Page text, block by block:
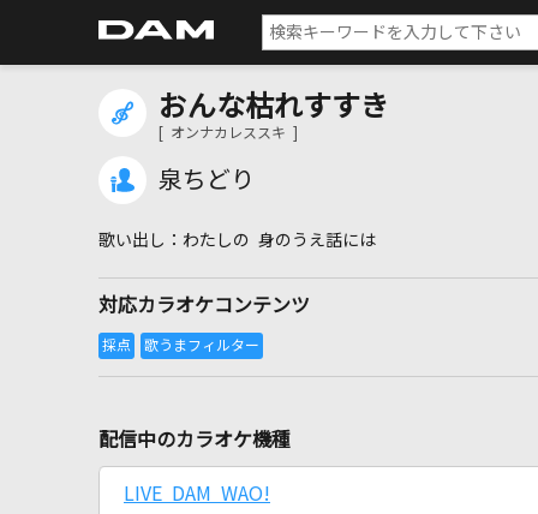
おんな枯れすすき
[ オンナカレススキ ]
泉ちどり
わたしの 身のうえ話には
対応カラオケコンテンツ
配信中のカラオケ機種
LIVE DAM WAO!